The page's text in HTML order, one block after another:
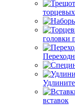
головки
вставок